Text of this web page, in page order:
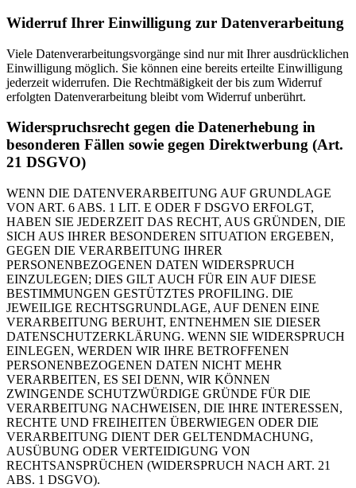
Widerruf Ihrer Einwilligung zur Datenverarbeitung
Viele Datenverarbeitungsvorgänge sind nur mit Ihrer ausdrücklichen
Einwilligung möglich. Sie können eine bereits erteilte Einwilligung
jederzeit widerrufen. Die Rechtmäßigkeit der bis zum Widerruf
erfolgten Datenverarbeitung bleibt vom Widerruf unberührt.
Widerspruchsrecht gegen die Datenerhebung in
besonderen Fällen sowie gegen Direktwerbung (Art.
21 DSGVO)
WENN DIE DATENVERARBEITUNG AUF GRUNDLAGE
VON ART. 6 ABS. 1 LIT. E ODER F DSGVO ERFOLGT,
HABEN SIE JEDERZEIT DAS RECHT, AUS GRÜNDEN, DIE
SICH AUS IHRER BESONDEREN SITUATION ERGEBEN,
GEGEN DIE VERARBEITUNG IHRER
PERSONENBEZOGENEN DATEN WIDERSPRUCH
EINZULEGEN; DIES GILT AUCH FÜR EIN AUF DIESE
BESTIMMUNGEN GESTÜTZTES PROFILING. DIE
JEWEILIGE RECHTSGRUNDLAGE, AUF DENEN EINE
VERARBEITUNG BERUHT, ENTNEHMEN SIE DIESER
DATENSCHUTZERKLÄRUNG. WENN SIE WIDERSPRUCH
EINLEGEN, WERDEN WIR IHRE BETROFFENEN
PERSONENBEZOGENEN DATEN NICHT MEHR
VERARBEITEN, ES SEI DENN, WIR KÖNNEN
ZWINGENDE SCHUTZWÜRDIGE GRÜNDE FÜR DIE
VERARBEITUNG NACHWEISEN, DIE IHRE INTERESSEN,
RECHTE UND FREIHEITEN ÜBERWIEGEN ODER DIE
VERARBEITUNG DIENT DER GELTENDMACHUNG,
AUSÜBUNG ODER VERTEIDIGUNG VON
RECHTSANSPRÜCHEN (WIDERSPRUCH NACH ART. 21
ABS. 1 DSGVO).